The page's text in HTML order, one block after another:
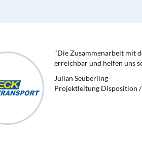
"Die Zusammenarbeit mit
erreichbar und helfen uns
Julian Seuberling
Projektleitung Disposition